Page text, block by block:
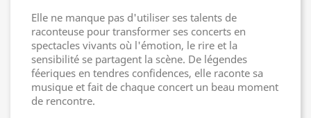
Elle ne manque pas d'utiliser ses talents de
raconteuse pour transformer ses concerts en
spectacles vivants où l'émotion, le rire et la
sensibilité se partagent la scène. De légendes
féeriques en tendres confidences, elle raconte sa
musique et fait de chaque concert un beau moment
de rencontre.